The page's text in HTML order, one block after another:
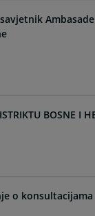
BOSNE I
o